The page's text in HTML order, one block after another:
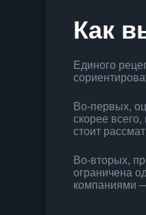
Как
Единого
Во-первых,
скорее
стоит
Во-вторых,
ограничена
компаниями